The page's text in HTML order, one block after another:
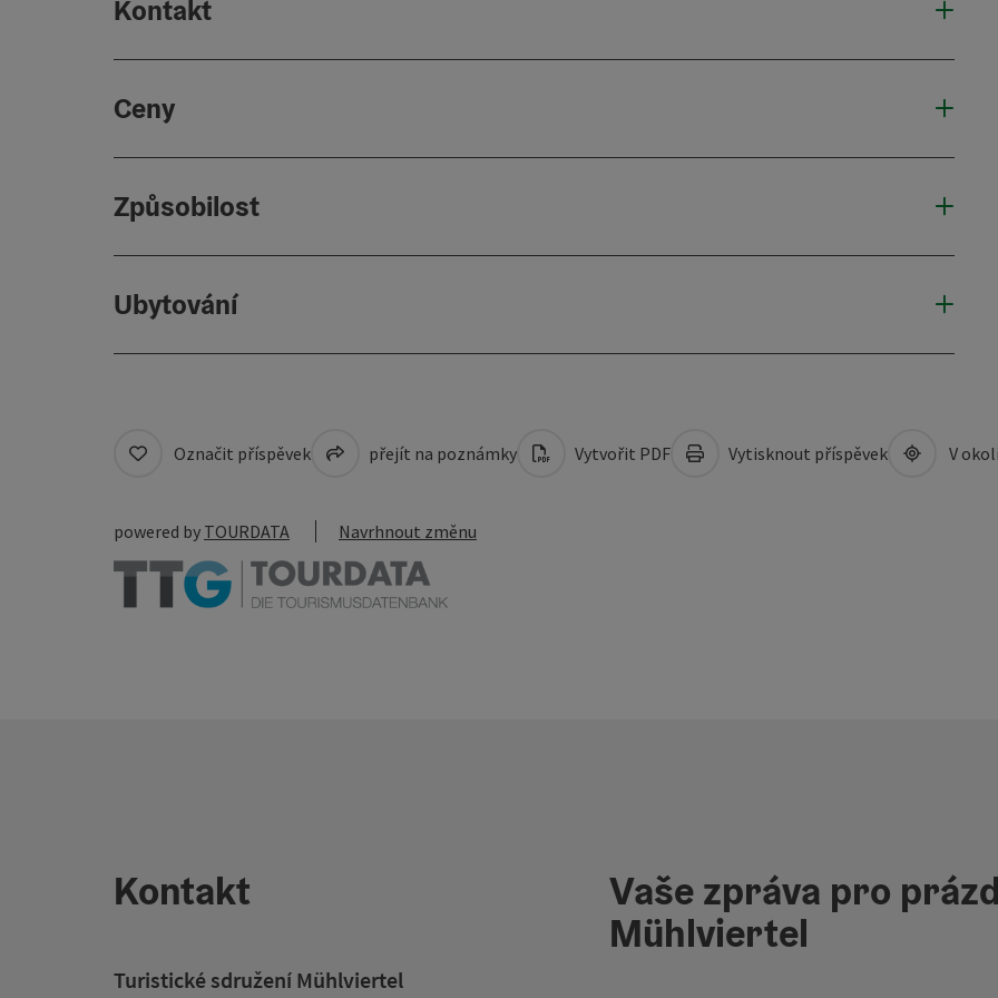
Kontakt
Ceny
Způsobilost
Ubytování
Označit příspěvek přejít na poznámky Vytvořit PDF Vytisknout příspěvek V
powered by TOURDATA Navrhnout změnu
Kontakt
Turistické sdružení Mühlviertel
Vaše zpráva pro
Mühlviertel